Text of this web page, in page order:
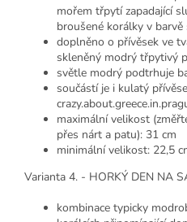
mořem třpytí zapadající
broušené korálky v
doplněno o přívěsek ve
skleněný modrý třpytivý
světle modrý podtrhuje
součástí je i kulatý
maximální velikost
přes nárt a patu): 31 cm
minimální velikost: 22,5
Varianta 4. - HORKÝ DEN NA
kombinace typicky